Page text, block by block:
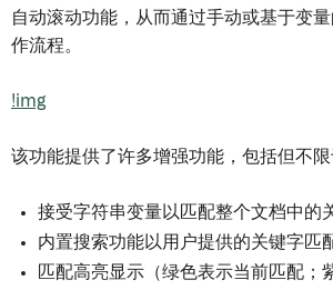
自动滚动功能，从而通过手动或基于变量
作流程。
!img
该功能提供了许多增强功能，包括但不限
接受字符串变量以匹配整个文档中的
内置搜索功能以用户提供的关键字匹
匹配高亮显示（绿色表示当前匹配；